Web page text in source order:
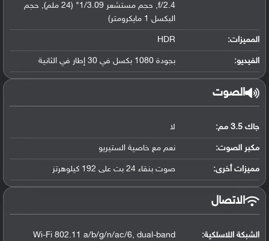
f/2.4, حجم مستشعر 1/3.09" (24 ملم), حجم
البكسل 1 مايكرومتر)
المميزات: HDR
الفيديو: بجودة 1080 بكسل في 30 إطار في الثانية
الصوت
جاك 3.5 مم: لا
مكبر الصوت: نعم مع خاصية الستيريو
مميزات أخرى: صوت بنقاء 24 بت على 192 كيلوهرتز
الاتصال
الشبكة اللاسلكية: Wi-Fi 802.11 a/b/g/n/ac/6, dual-band